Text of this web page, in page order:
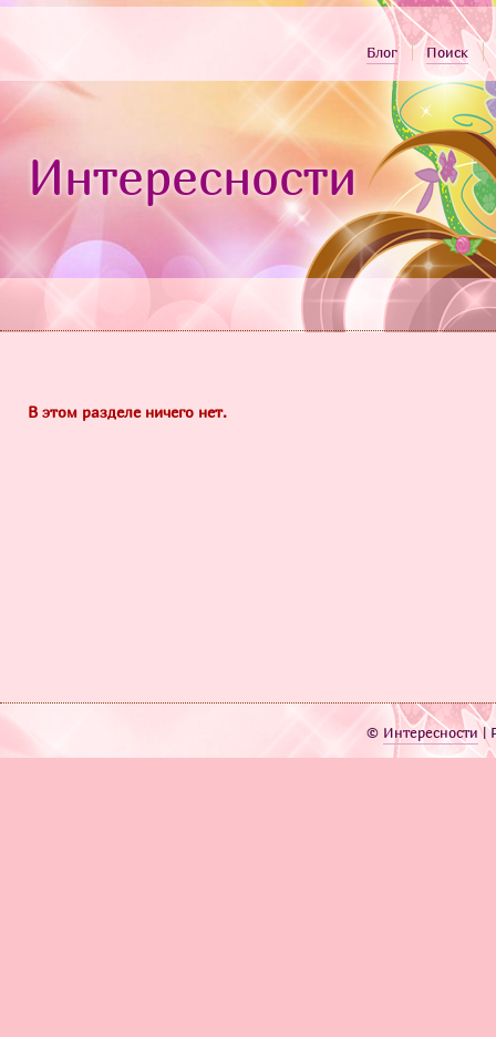
Блог Поиск
Интересности
В этом разделе ничего нет.
© Интересности|